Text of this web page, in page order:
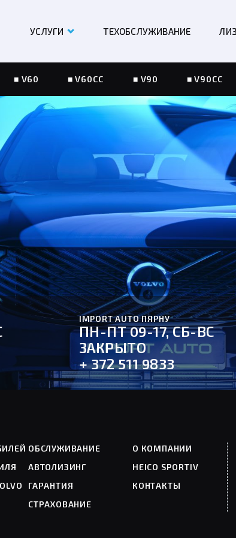
УСЛУГИ ТЕХОБСЛУЖИВАНИЕ
V60 V60CC V90 V90CC
IMPORT AUTO ПЯРНУ
ПН-ПТ 09-17, СБ-ВС
ЗАКРЫТО
+ 372 511 9833
ОБСЛУЖИВАНИЕ
АВТОЛИЗИНГ
ГАРАНТИЯ
СТРАХОВАНИЕ
О КОМПАНИИ
HEICO SPORTIV
КОНТАКТЫ